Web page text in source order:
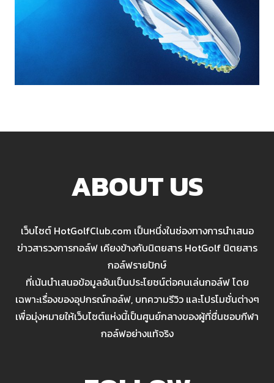
ABOUT US
เว็บไซต์ HotGolfClub.com เป็นหนึ่งในช่องทางการนำเสนอ
ข่าวสารวงการกอล์ฟ เคียงข้างกับนิตยสาร HotGolf นิตยสาร
กอล์ฟรายปักษ์
ที่เน้นนำเสนอข้อมูลอันเป็นประโยชน์ต่อคนเล่นกอล์ฟ โดย
เฉพาะเรื่องของอุปกรณ์กอล์ฟ, บทความรีวิว และโปรโมชั่นต่างๆ
เพื่อมุ่งหมายให้เว็บไซต์แห่งนี้เป็นศูนย์กลางของผู้ที่ชื่นชอบกีฬา
กอล์ฟอย่างแท้จริง